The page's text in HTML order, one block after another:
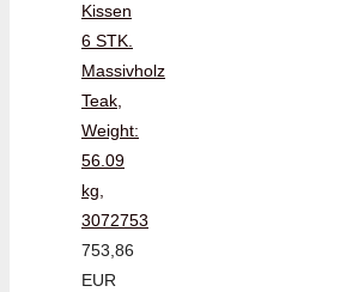
Kissen
6 STK.
Massivholz
Teak,
Weight:
56.09
kg,
3072753
753,86
EUR